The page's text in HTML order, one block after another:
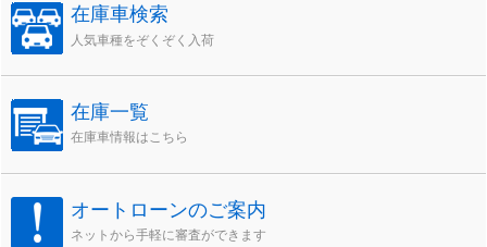
在庫車検索
人気車種をぞくぞく入荷
在庫一覧
在庫車情報はこちら
オートローンのご案内
ネットから手軽に審査ができます